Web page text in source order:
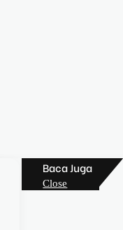
Baca Juga
Close